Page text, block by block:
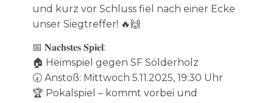
und kurz vor Schluss fiel nach einer Ecke
unser Siegtreffer! 🔥🙌
📅 𝐍𝐚𝐜𝐡𝐬𝐭𝐞𝐬 𝐒𝐩𝐢𝐞𝐥:
🏠 Heimspiel gegen SF Sölderholz
🕢 Anstoß: Mittwoch 5.11.2025, 19:30 Uhr
🏆 Pokalspiel – kommt vorbei und